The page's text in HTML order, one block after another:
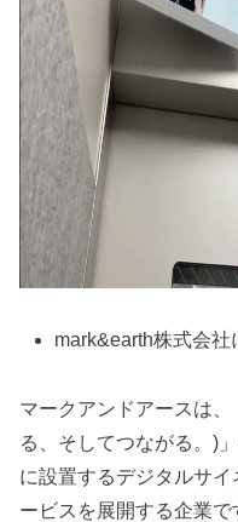
mark&earth株式会社
マークアンドアースは
る、そしてつながる。)
に設置するデジタルサ
ービスを展開する企業